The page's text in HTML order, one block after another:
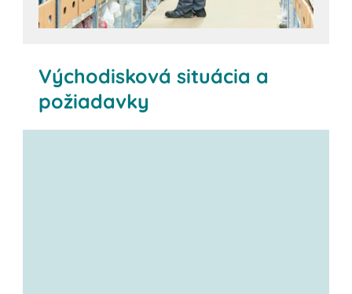
Východisková situácia a
požiadavky